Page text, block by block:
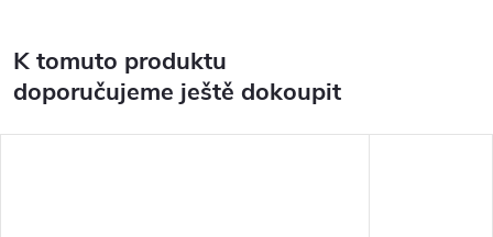
K tomuto produktu
doporučujeme ještě dokoupit